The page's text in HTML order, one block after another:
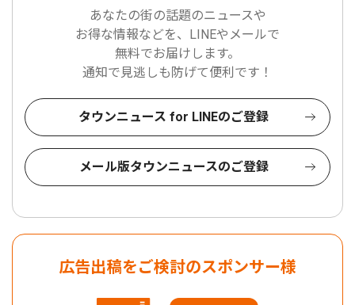
あなたの街の話題のニュースや
お得な情報などを、LINEやメールで
無料でお届けします。
通知で見逃しも防げて便利です！
タウンニュース for LINEのご登録
メール版タウンニュースのご登録
広告出稿をご検討のスポンサー様